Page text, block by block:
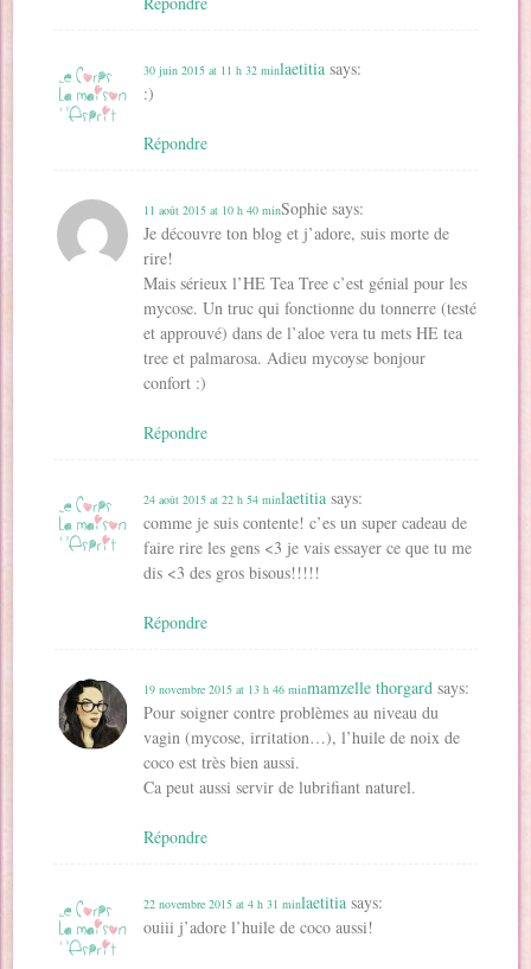
laetitia says:
30 juin 2015 at 11 h 32 min
:)
Répondre
Sophie says:
11 août 2015 at 10 h 40 min
Je découvre ton blog et j’adore, suis morte de
rire!
Mais sérieux l’HE Tea Tree c’est génial pour les
mycose. Un truc qui fonctionne du tonnerre (testé
et approuvé) dans de l’aloe vera tu mets HE tea
tree et palmarosa. Adieu mycoyse bonjour
confort :)
Répondre
laetitia says:
24 août 2015 at 22 h 54 min
comme je suis contente! c’es un super cadeau de
faire rire les gens <3 je vais essayer ce que tu me
dis <3 des gros bisous!!!!!
Répondre
mamzelle thorgard says:
19 novembre 2015 at 13 h 46 min
Pour soigner contre problèmes au niveau du
vagin (mycose, irritation…), l’huile de noix de
coco est très bien aussi.
Ca peut aussi servir de lubrifiant naturel.
Répondre
laetitia says:
22 novembre 2015 at 4 h 31 min
ouiii j’adore l’huile de coco aussi!